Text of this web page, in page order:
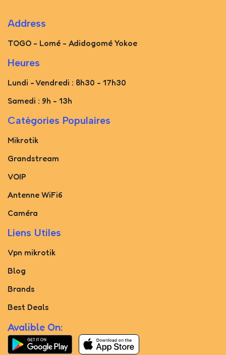
Address
TOGO - Lomé - Adidogomé Yokoe
Heures
Lundi - Vendredi : 8h30 - 17h30
Samedi : 9h - 13h
Catégories Populaires
Mikrotik
Grandstream
VOIP
Antenne WiFi6
Caméra
Liens Utiles
Vpn mikrotik
Blog
Brands
Best Deals
Avalible On: